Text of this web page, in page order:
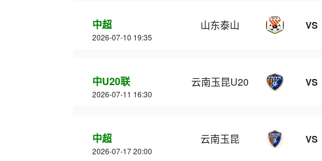
中超
2026-07-10 19:35
山东泰山 VS
中U20联
2026-07-11 16:30
云南玉昆U20 VS
中超
2026-07-17 20:00
云南玉昆 VS